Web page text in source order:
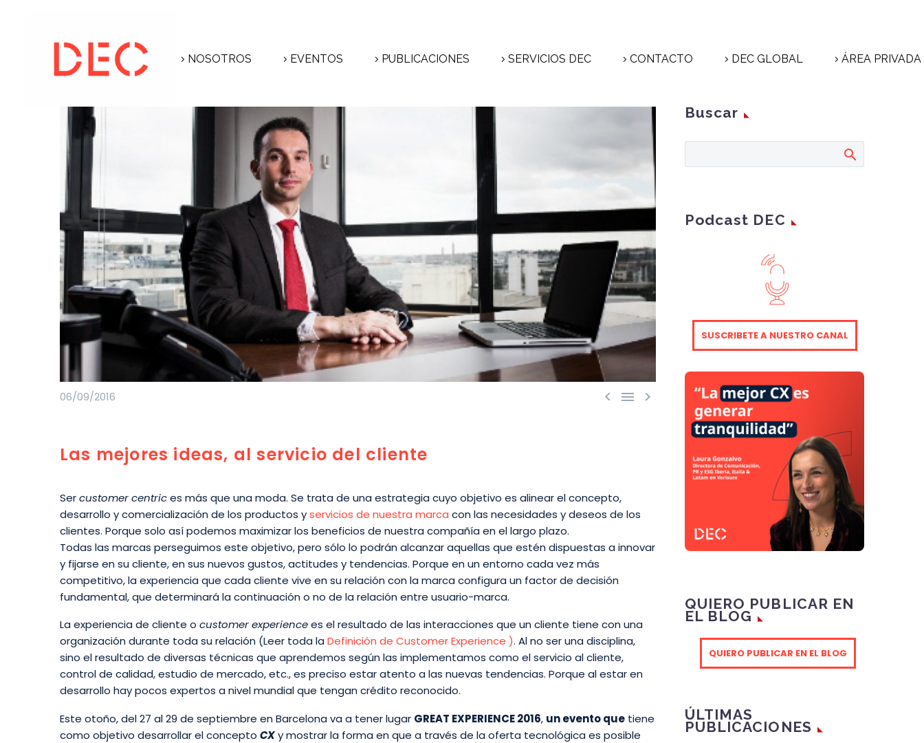
NOSOTROS EVENTOS PUBLICACIONES SERVICIOS DEC CONTACTO DEC GLOBAL ÁREA PRIVADA
  
06/09/2016
Las mejores ideas, al servicio del cliente
Sercustomer centrices más que una moda. Se trata de una estrategia cuyo objetivo es alinear el concepto,
desarrollo y comercialización de los productos yservicios de nuestra marca con las necesidades y deseos de los
clientes. Porque solo así podemos maximizar los beneficios de nuestra compañía en el largo plazo.
Todas las marcas perseguimos este objetivo, pero sólo lo podrán alcanzar aquellas que estén dispuestas a innovar
y fijarse en su cliente, en sus nuevos gustos, actitudes y tendencias. Porque en un entorno cada vez más
competitivo, la experiencia que cada cliente vive en su relación con la marca configura un factor de decisión
fundamental, que determinará la continuación o no de la relación entre usuario-marca.
La experiencia de cliente o customer experiencees el resultado de las interacciones que un cliente tiene con una
organización durante toda su relación (Leer toda la Definición de Customer Experience ). Al no ser una disciplina,
sino el resultado de diversas técnicas que aprendemos según las implementamos como el servicio al cliente,
control de calidad, estudio de mercado, etc., es preciso estar atento a las nuevas tendencias. Porque al estar en
desarrollo hay pocos expertos a nivel mundial que tengan crédito reconocido.
Este otoño, del 27 al 29 de septiembre en Barcelona va a tener lugar GREAT EXPERIENCE 2016, un evento que tiene
como objetivo desarrollar el concepto CXy mostrar la forma en que a través de la oferta tecnológica es posible
Buscar
Podcast DEC
SUSCRIBETE A NUESTRO CANAL
QUIERO PUBLICAR EN
EL BLOG
QUIERO PUBLICAR EN EL BLOG
ÚLTIMAS
PUBLICACIONES